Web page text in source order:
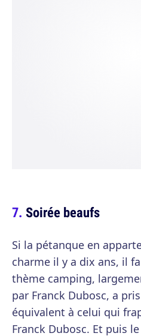
Soirée beaufs
Si la pétanque en
charme il y a dix ans, il
thème camping,
par Franck Dubosc, a
équivalent à celui qui
Franck Dubosc. Et puis